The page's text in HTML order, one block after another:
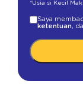
*Usia si Kecil
Saya
ketentuan,